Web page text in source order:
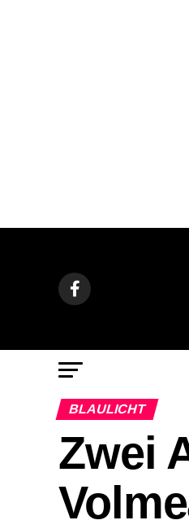
BLAULICHT
Zwei